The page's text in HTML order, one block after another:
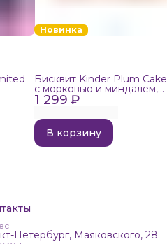
Новинка
1 299 ₽
Бисквит Kinder Plum Cake
с морковью и миндалем,
192г
В корзину
Петербург, Маяковского, 28